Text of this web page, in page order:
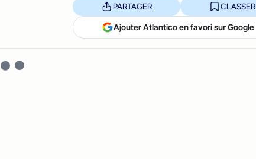
PARTAGER CLASSER
Ajouter Atlantico en favori sur Google